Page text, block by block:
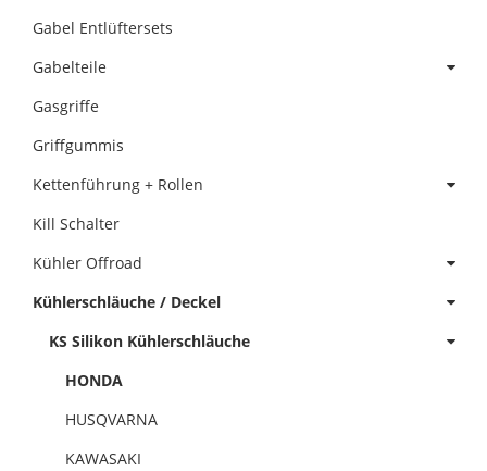
Gabel Entlüftersets
Gabelteile
Gasgriffe
Griffgummis
Kettenführung + Rollen
Kill Schalter
Kühler Offroad
Kühlerschläuche / Deckel
KS Silikon Kühlerschläuche
HONDA
HUSQVARNA
KAWASAKI